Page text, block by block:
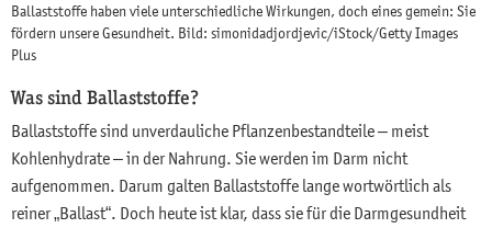
Ballaststoffe haben viele unterschiedliche Wirkungen, doch eines gemein: Sie
fördern unsere Gesundheit. Bild: simonidadjordjevic/iStock/Getty Images
Plus
Was sind Ballaststoffe?
Ballaststoffe sind unverdauliche Pflanzenbestandteile – meist
Kohlenhydrate – in der Nahrung. Sie werden im Darm nicht
aufgenommen. Darum galten Ballaststoffe lange wortwörtlich als
reiner „Ballast“. Doch heute ist klar, dass sie für die Darmgesundheit